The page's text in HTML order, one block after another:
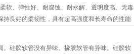
软、弹性好、耐腐蚀、耐水解、透明度高、无毒
良好的柔韧性，具有超高强度和长寿命的性能
硅胶软管没有异味。橡胶软管有异味。硅胶软